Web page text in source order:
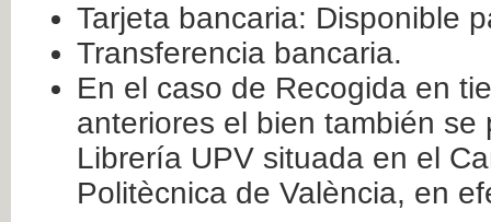
Tarjeta bancaria: Disponible
Transferencia bancaria.
En el caso de Recogida en
anteriores el bien también
Librería UPV situada en el
Politècnica de València, en